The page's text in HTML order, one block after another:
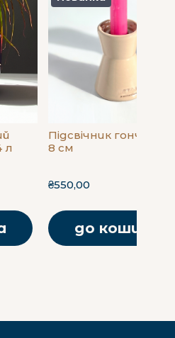
л
Підсвічник
8 см
₴550,00
до кошика